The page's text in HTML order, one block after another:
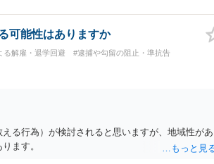
可能性はありますか
る解雇・退学回避
#逮捕や勾留の阻止・準抗告
る行為）が検討されると思いますが、地域性があ
ます。